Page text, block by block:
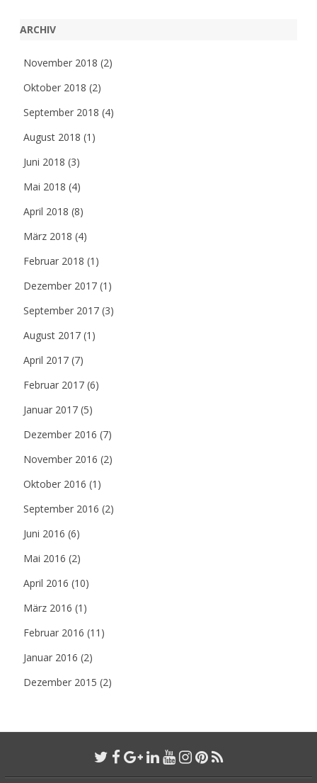
ARCHIV
November 2018 (2)
Oktober 2018 (2)
September 2018 (4)
August 2018 (1)
Juni 2018 (3)
Mai 2018 (4)
April 2018 (8)
März 2018 (4)
Februar 2018 (1)
Dezember 2017 (1)
September 2017 (3)
August 2017 (1)
April 2017 (7)
Februar 2017 (6)
Januar 2017 (5)
Dezember 2016 (7)
November 2016 (2)
Oktober 2016 (1)
September 2016 (2)
Juni 2016 (6)
Mai 2016 (2)
April 2016 (10)
März 2016 (1)
Februar 2016 (11)
Januar 2016 (2)
Dezember 2015 (2)